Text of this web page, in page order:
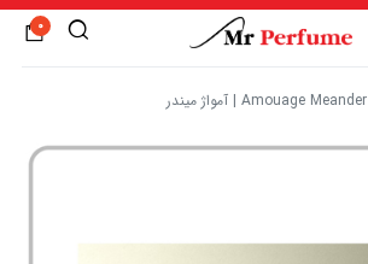
0
Amouage Meander | آمواژ میندر